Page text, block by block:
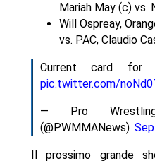
Mariah May (c) vs.
Will Ospreay,
vs. PAC, Claudio
Current card for
pic.twitter.com/
— Pro
(@PWMMANews)
Il prossimo grande